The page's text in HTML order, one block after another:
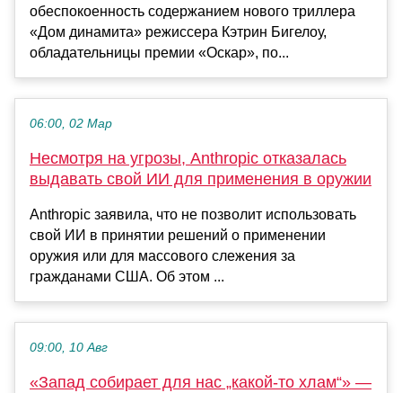
обеспокоенность содержанием нового триллера
«Дом динамита» режиссера Кэтрин Бигелоу,
обладательницы премии «Оскар», по...
06:00, 02 Мар
Несмотря на угрозы, Anthropic отказалась
выдавать свой ИИ для применения в оружии
Anthropic заявила, что не позволит использовать
свой ИИ в принятии решений о применении
оружия или для массового слежения за
гражданами США. Об этом ...
09:00, 10 Авг
«Запад собирает для нас „какой-то хлам“» —